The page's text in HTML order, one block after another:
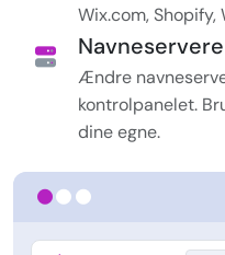
Wix.com, Shopify,
Navneservere
Ændre
kontrolpanelet.
dine egne.